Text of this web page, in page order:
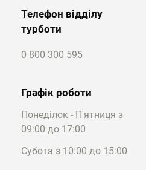
Телефон відділу
турботи
0 800 300 595
Графік роботи
Понеділок - П'ятниця з
09:00 до 17:00
Субота з 10:00 до 15:00